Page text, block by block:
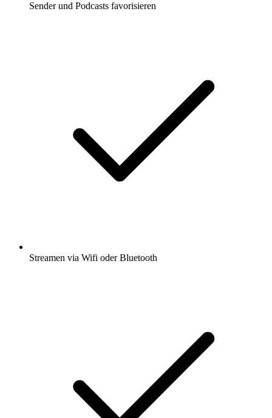
Sender und Podcasts favorisieren
Streamen via Wifi oder Bluetooth